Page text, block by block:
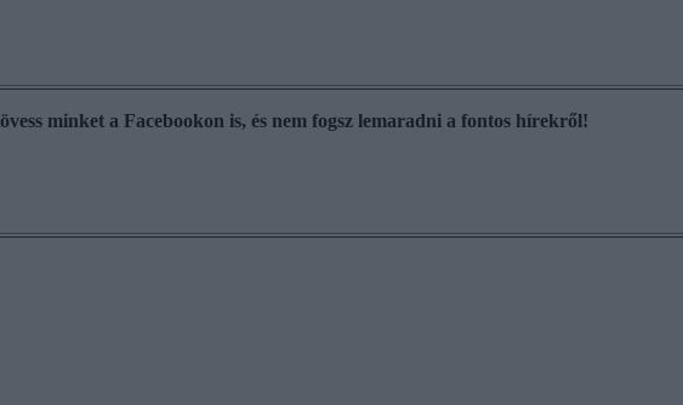
minket a Facebookon is, és nem fogsz lemaradni a fontos hírekről!